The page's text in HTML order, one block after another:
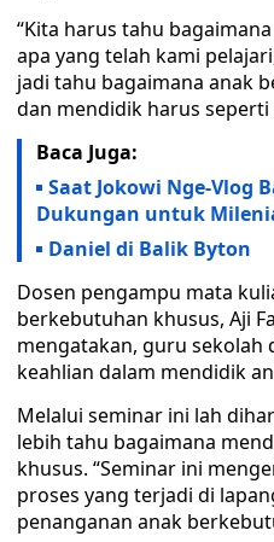
“Kita harus tahu
apa yang telah kami
jadi tahu bagaimana anak
dan mendidik harus seperti
Baca Juga:
Saat Jokowi Nge-Vlog
Dukungan untuk
Daniel di Balik Byton
Dosen pengampu mata
berkebutuhan khusus, Aji
mengatakan, guru sekolah
keahlian dalam mendidik
Melalui seminar ini lah
lebih tahu bagaimana
khusus. “Seminar ini
proses yang terjadi di
penanganan anak